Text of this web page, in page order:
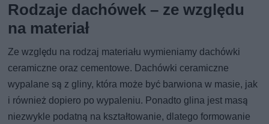
Rodzaje dachówek – ze względu
na materiał
Ze względu na rodzaj materiału wymieniamy dachówki
ceramiczne oraz cementowe. Dachówki ceramiczne
wypalane są z gliny, która może być barwiona w masie, jak
i również dopiero po wypaleniu. Ponadto glina jest masą
niezwykle podatną na kształtowanie, dlatego formowanie